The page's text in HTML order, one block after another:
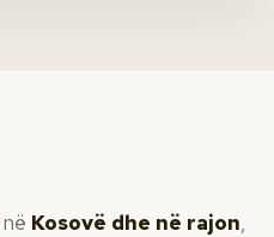
në Kosovë dhe në rajon,